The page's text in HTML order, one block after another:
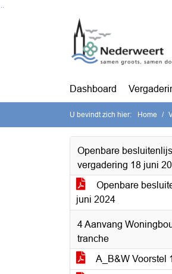
Dashboard
U bevindt zich hier: Home
Openbare
vergadering 18 juni
Openbare
juni 2024
4 Aanvang
tranche
A_B&W Voorstel